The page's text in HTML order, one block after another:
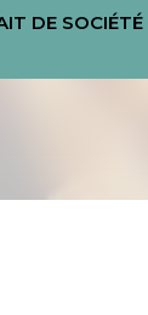
DE SOCIÉTÉ